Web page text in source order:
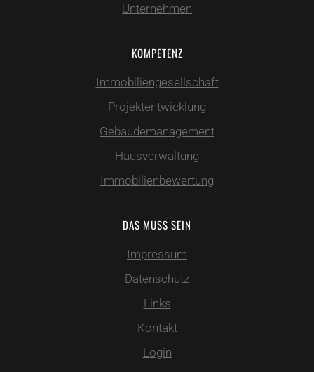
Unternehmen
KOMPETENZ
Immobiliengesellschaft
Projektentwicklung
Gebäudemanagement
Hausverwaltung
Immobilienbewertung
DAS MUSS SEIN
Impressum
Datenschutz
Links
Kontakt
Login